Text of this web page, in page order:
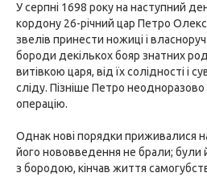
У серпні 1698 року на наступний
кордону 26-річний цар Петро
звелів принести ножиці і
бороди декількох бояр знатних
витівкою царя, від їх солідності і
сліду. Пізніше Петро
операцію.
Однак нові порядки приживалися
його нововведення не брали; були
з бородою, кінчав життя